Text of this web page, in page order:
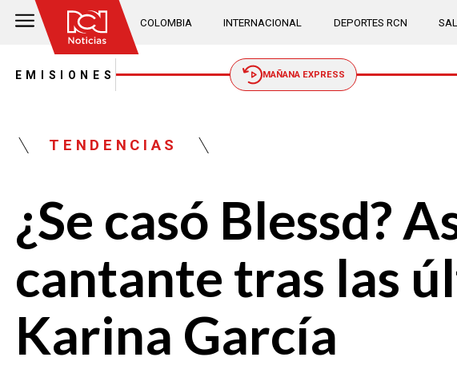
COLOMBIA INTERNACIONAL DEPORTES RCN
EMISIONES MAÑANA EXPRESS
TENDENCIAS
¿Se casó Blessd?
cantante tras las
Karina García